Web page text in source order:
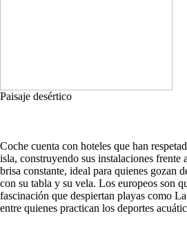
Paisaje desértico
Coche cuenta con hoteles que han
isla, construyendo sus instalaciones frente
brisa constante, ideal para quienes gozan
con su tabla y su vela. Los europeos son
fascinación que despiertan playas como
entre quienes practican los deportes